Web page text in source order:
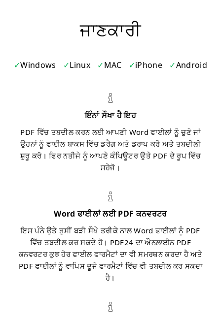
ਜਾਣਕਾਰੀ
Windows Linux MAC iPhone Android
ਇੰਨਾਂ ਸੌਖਾ ਹੈ ਇਹ
PDF ਵਿੱਚ ਤਬਦੀਲ ਕਰਨ ਲਈ ਆਪਣੀ Word ਫਾਈਲਾਂ ਨੂੰ ਚੁਣੋ ਜਾਂ
ਉਹਨਾਂ ਨੂੰ ਫਾਈਲ ਬਾਕਸ ਵਿੱਚ ਡਰੈਗ ਅਤੇ ਡਰਾਪ ਕਰੋ ਅਤੇ ਤਬਦੀਲੀ
ਸ਼ੁਰੂ ਕਰੋ। ਫਿਰ ਨਤੀਜੇ ਨੂੰ ਆਪਣੇ ਕੰਪਿਊਟਰ ਉਤੇ PDF ਦੇ ਰੂਪ ਵਿੱਚ
ਸਹੇਜੋ।
Word ਫਾਈਲਾਂ ਲਈ PDF ਕਨਵਰਟਰ
ਇਸ ਪੰਨੇ ਉਤੇ ਤੁਸੀਂ ਬੜੀ ਸੌਖੇ ਤਰੀਕੇ ਨਾਲ Word ਫਾਈਲਾਂ ਨੂੰ PDF
ਵਿੱਚ ਤਬਦੀਲ ਕਰ ਸਕਦੇ ਹੋ। PDF24 ਦਾ ਔਨਲਾਈਨ PDF
ਕਨਵਰਟਰ ਕੁਝ ਹੋਰ ਫਾਈਲ ਫਾਰਮੈਟਾਂ ਦਾ ਵੀ ਸਮਰਥਨ ਕਰਦਾ ਹੈ ਅਤੇ
PDF ਫਾਈਲਾਂ ਨੂੰ ਵਾਪਿਸ ਦੂਜੇ ਫਾਰਮੈਟਾਂ ਵਿੱਚ ਵੀ ਤਬਦੀਲ ਕਰ ਸਕਦਾ
ਹੈ।